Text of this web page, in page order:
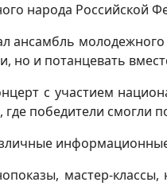
народа Российской
ансамбль
но и потанцевать
с участием
победители смогли
мастер-